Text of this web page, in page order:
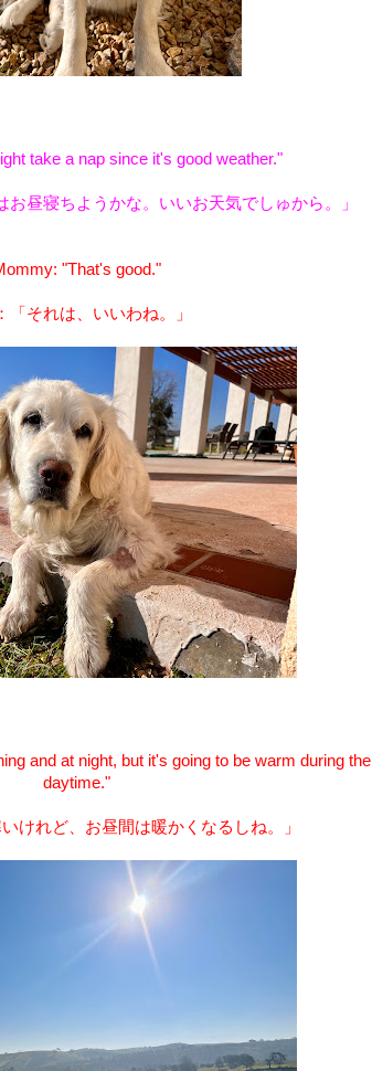
take a nap since it's good weather."
昼寝ちようかな。いいお天気でしゅから。」
"That's good."
「それは、いいわね。」
and at night, but it's going to be warm during the
daytime."
けれど、お昼間は暖かくなるしね。」